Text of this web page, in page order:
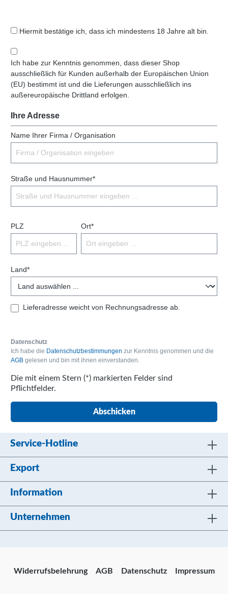
Hiermit bestätige ich, dass ich mindestens 18 Jahre alt bin.
Ich habe zur Kenntnis genommen, dass dieser Shop
ausschließlich für Kunden außerhalb der Europäischen Union
(EU) bestimmt ist und die Lieferungen ausschließlich ins
außereuropäische Drittland erfolgen.
Ihre Adresse
Name Ihrer Firma / Organisation
Straße und Hausnummer*
PLZ Ort*
Land*
Lieferadresse weicht von Rechnungsadresse ab.
Datenschutz
Ich habe die Datenschutzbestimmungen zur Kenntnis genommen und die
AGB gelesen und bin mit ihnen einverstanden.
Die mit einem Stern (*) markierten Felder sind
Pflichtfelder.
Abschicken
Service-Hotline
Export
Information
Unternehmen
Widerrufsbelehrung AGB Datenschutz Impressum